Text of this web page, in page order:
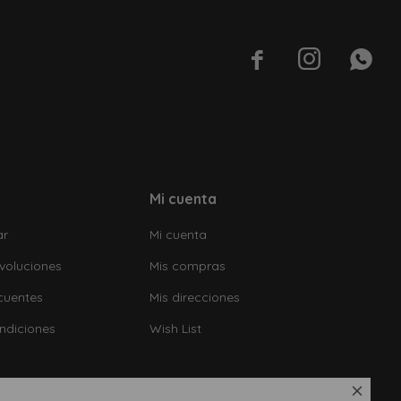

  
Mi cuenta
Mi cuenta
Mis compras
Mis direcciones
Wish List